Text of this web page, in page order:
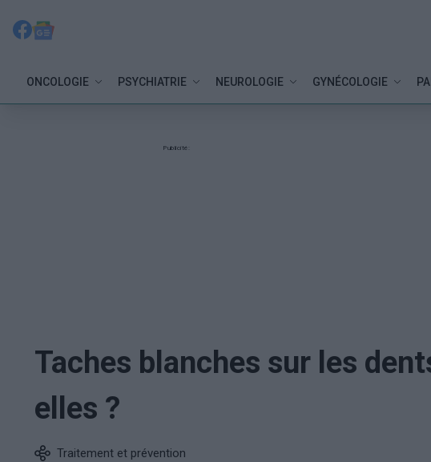
ONCOLOGIE PSYCHIATRIE NEUROLOGIE GYNÉCOLOGIE
Publicité:
Taches blanches sur les
elles ?
Traitement et prévention